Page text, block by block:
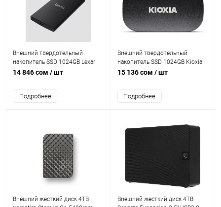
Внешний твердотельный
накопитель SSD 1024GB Lexar
SL300 Read/write 1050 MB/s
14 846 сом / шт
Подробнее
Внешний твердотельный
накопитель SSD 1024GB Kioxia
EXCERIA PLUS G2 Read/write
[LXD20K001TG8]
15 136 сом / шт
Подробнее
Внешний жесткий диск 4TB
Внешний жесткий диск 4TB